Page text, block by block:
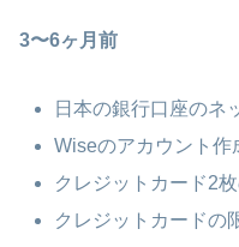
3〜6ヶ月前
日本の銀行口座のネ
Wiseのアカウント作
クレジットカード2
クレジットカードの